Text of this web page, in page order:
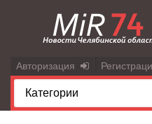
Авторизация